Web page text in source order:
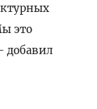
это
добавил